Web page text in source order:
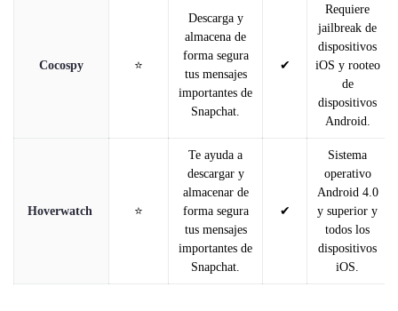
Cocospy ⭐
Descarga y
almacena de
forma segura
tus mensajes
importantes de
Snapchat.
✔
Requiere
jailbreak de
dispositivos
iOS y rooteo
de
dispositivos
Android.
Hoverwatch ⭐
Te ayuda a
descargar y
almacenar de
forma segura
tus mensajes
importantes de
Snapchat.
✔
Sistema
operativo
Android 4.0
y superior y
todos los
dispositivos
iOS.